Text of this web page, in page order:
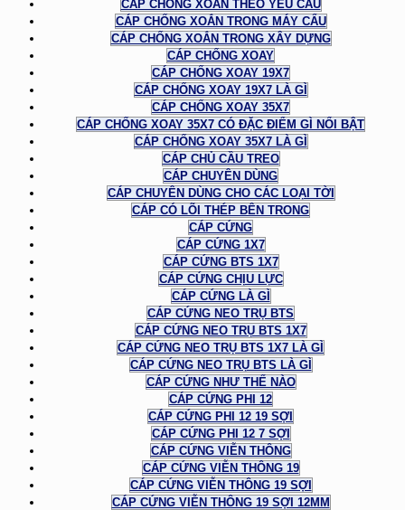
CÁP CHỐNG XOẮN THEO YÊU CẦU
CÁP CHỐNG XOẮN TRONG MÁY CẨU
CÁP CHỐNG XOẮN TRONG XÂY DỰNG
CÁP CHỐNG XOAY
CÁP CHỐNG XOAY 19X7
CÁP CHỐNG XOAY 19X7 LÀ GÌ
CÁP CHỐNG XOAY 35X7
CÁP CHỐNG XOAY 35X7 CÓ ĐẶC ĐIỂM GÌ NỔI BẬT
CÁP CHỐNG XOAY 35X7 LÀ GÌ
CÁP CHỦ CẦU TREO
CÁP CHUYÊN DÙNG
CÁP CHUYÊN DÙNG CHO CÁC LOẠI TỜI
CÁP CÓ LÕI THÉP BÊN TRONG
CÁP CỨNG
CÁP CỨNG 1X7
CÁP CỨNG BTS 1X7
CÁP CỨNG CHỊU LỰC
CÁP CỨNG LÀ GÌ
CÁP CỨNG NEO TRỤ BTS
CÁP CỨNG NEO TRỤ BTS 1X7
CÁP CỨNG NEO TRỤ BTS 1X7 LÀ GÌ
CÁP CỨNG NEO TRỤ BTS LÀ GÌ
CÁP CỨNG NHƯ THẾ NÀO
CÁP CỨNG PHI 12
CÁP CỨNG PHI 12 19 SỢI
CÁP CỨNG PHI 12 7 SỢI
CÁP CỨNG VIỄN THÔNG
CÁP CỨNG VIỄN THÔNG 19
CÁP CỨNG VIỄN THÔNG 19 SỢI
CÁP CỨNG VIỄN THÔNG 19 SỢI 12MM